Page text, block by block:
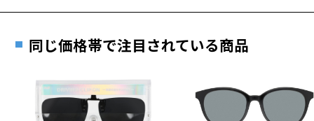
戴する場合がございます。
店頭でレンズ交換をされるお客様は、商品発送から6か月以内に、ご購
にご提示いだければ、初回に限り加工賃はかかりませんので、必ずス
タッフにご提示ください。
商品発送から6か月を過ぎた場合、又はお客様からの【商品発送メー
※メガネ：デモレンズを外した重さ
タイプ
もっと見る
その際は記入用紙をダウンロードしてお使いください。
ダウンロード
同じ価格帯で注目されている商品